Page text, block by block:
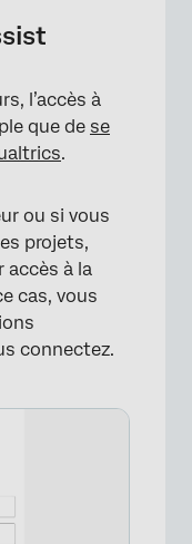
l’accès à
que de se
.
ou si vous
projets,
accès à la
cas, vous
connectez.